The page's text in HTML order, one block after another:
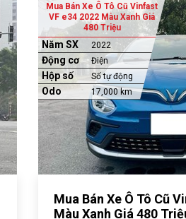
Mua Bán Xe Ô Tô Cũ Vinfast
VF e34 2022 Màu Xanh Giá
480 Triệu
Năm SX 2022
Động cơ Điện
Hộp số Số tự động
Odo 17,000 km
Mua Bán Xe Ô Tô Cũ
Màu Xanh Giá 480